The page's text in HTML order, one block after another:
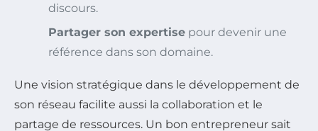
discours.
Partager son expertise pour devenir une
référence dans son domaine.
Une vision stratégique dans le développement de
son réseau facilite aussi la collaboration et le
partage de ressources. Un bon entrepreneur sait